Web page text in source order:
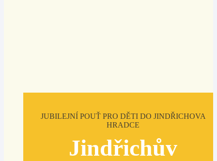
JUBILEJNÍ POUŤ PRO DĚTI DO JINDŘICHOVA
HRADCE
Jindřichův